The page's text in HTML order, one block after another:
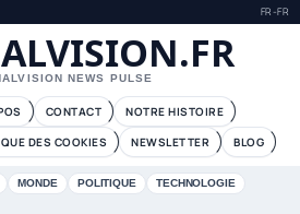
FR-FR
NEWS PULSE
CONTACT
NOTRE HISTOIRE
DES COOKIES NEWSLETTER BLOG
MONDE POLITIQUE
TECHNOLOGIE